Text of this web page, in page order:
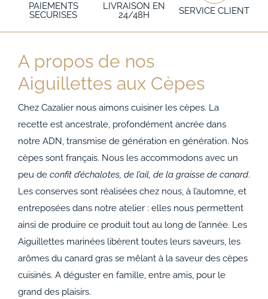
PAIEMENTS
SECURISES
LIVRAISON EN
24/48H
SERVICE CLIENT
A propos de nos
Aiguillettes aux Cèpes
Chez Cazalier nous aimons cuisiner les cèpes. La
recette est ancestrale, profondément ancrée dans
notre ADN, transmise de génération en génération. Nos
cèpes sont français. Nous les accommodons avec un
peu de confit d’échalotes, de l’ail, de la graisse de canard.
Les conserves sont réalisées chez nous, à l’automne, et
entreposées dans notre atelier : elles nous permettent
ainsi de produire ce produit tout au long de l’année. Les
Aiguillettes marinées libèrent toutes leurs saveurs, les
arômes du canard gras se mêlant à la saveur des cèpes
cuisinés. A déguster en famille, entre amis, pour le
grand des plaisirs.